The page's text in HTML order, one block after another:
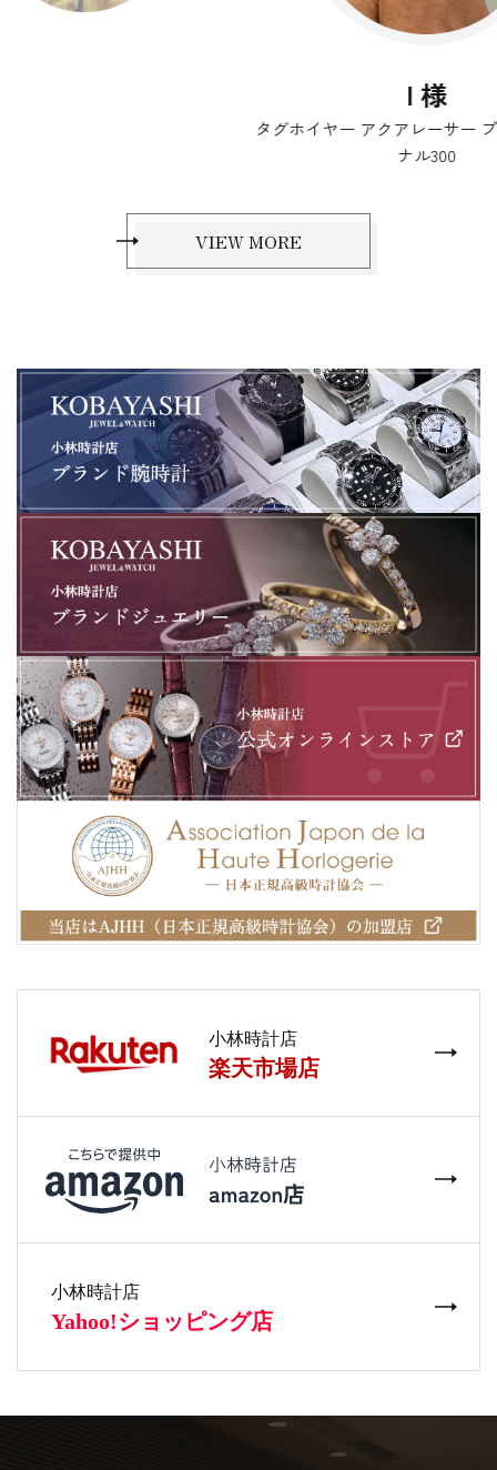
タグホイヤー アクアレーサー プロフェッショ
VIEW MORE